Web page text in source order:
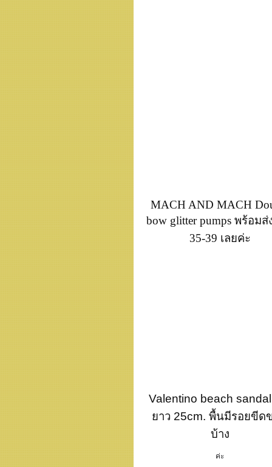
MACH AND MACH
bow glitter pumps พร้อมส่
35-39 เลยค่ะ
Valentino beach sandal
ยาว 25cm. พื้นมีรอยขีด
บ้าง
ค่ะ